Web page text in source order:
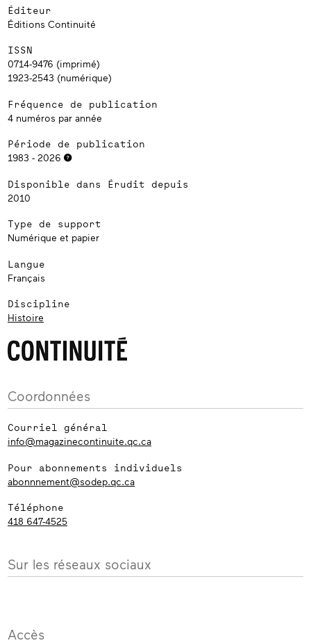
Éditeur
Éditions Continuité
ISSN
0714-9476 (imprimé)
1923-2543 (numérique)
Fréquence de publication
4 numéros par année
Période de publication
1983 - 2026
Disponible dans Érudit depuis
2010
Type de support
Numérique et papier
Langue
Français
Discipline
Histoire
Coordonnées
Courriel général
info@magazinecontinuite.qc.ca
Pour abonnements individuels
abonnnement@sodep.qc.ca
Téléphone
418 647-4525
Sur les réseaux sociaux
Accès